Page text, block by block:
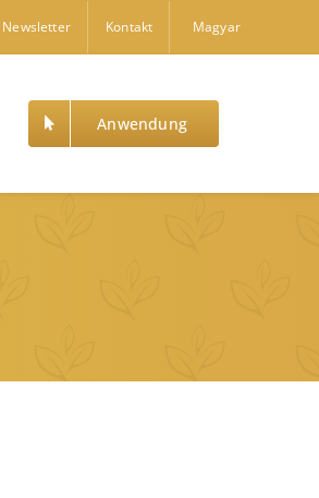
Newsletter Kontakt Magyar
Anwendung